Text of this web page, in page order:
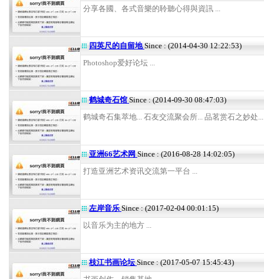
分享各國、各式音樂的聆聽心得與資訊 ...
四英尺的自留地Since : (2014-04-30 12:22:53)
Photoshop爱好论坛 ...
鹤城奇石馆 Since : (2014-09-30 08:47:03)
鹤城奇石集萃地... 石友交流聚会所... 品茗赏石之妙处...
亚洲66艺术网 Since : (2016-08-28 14:02:05)
打造亚洲艺术资讯交流第一平台 ...
左岸音乐 Since : (2017-02-04 00:01:15)
以音乐为主的地方 ...
枝江书画论坛Since : (2017-05-07 15:45:43)